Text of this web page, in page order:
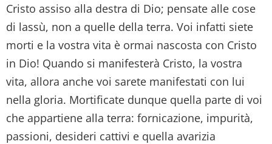
Cristo assiso alla destra di Dio; pensate alle cose
di lassù, non a quelle della terra. Voi infatti siete
morti e la vostra vita è ormai nascosta con Cristo
in Dio! Quando si manifesterà Cristo, la vostra
vita, allora anche voi sarete manifestati con lui
nella gloria. Mortificate dunque quella parte di voi
che appartiene alla terra: fornicazione, impurità,
passioni, desideri cattivi e quella avarizia